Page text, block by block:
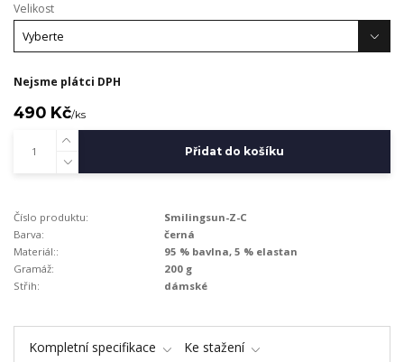
Velikost
Nejsme plátci DPH
490 Kč/ks
Přidat do košíku
Číslo produktu:
Smilingsun-Z-C
Barva:
černá
Materiál::
95 % bavlna, 5 % elastan
Gramáž:
200 g
Střih:
dámské
Kompletní specifikace Ke stažení